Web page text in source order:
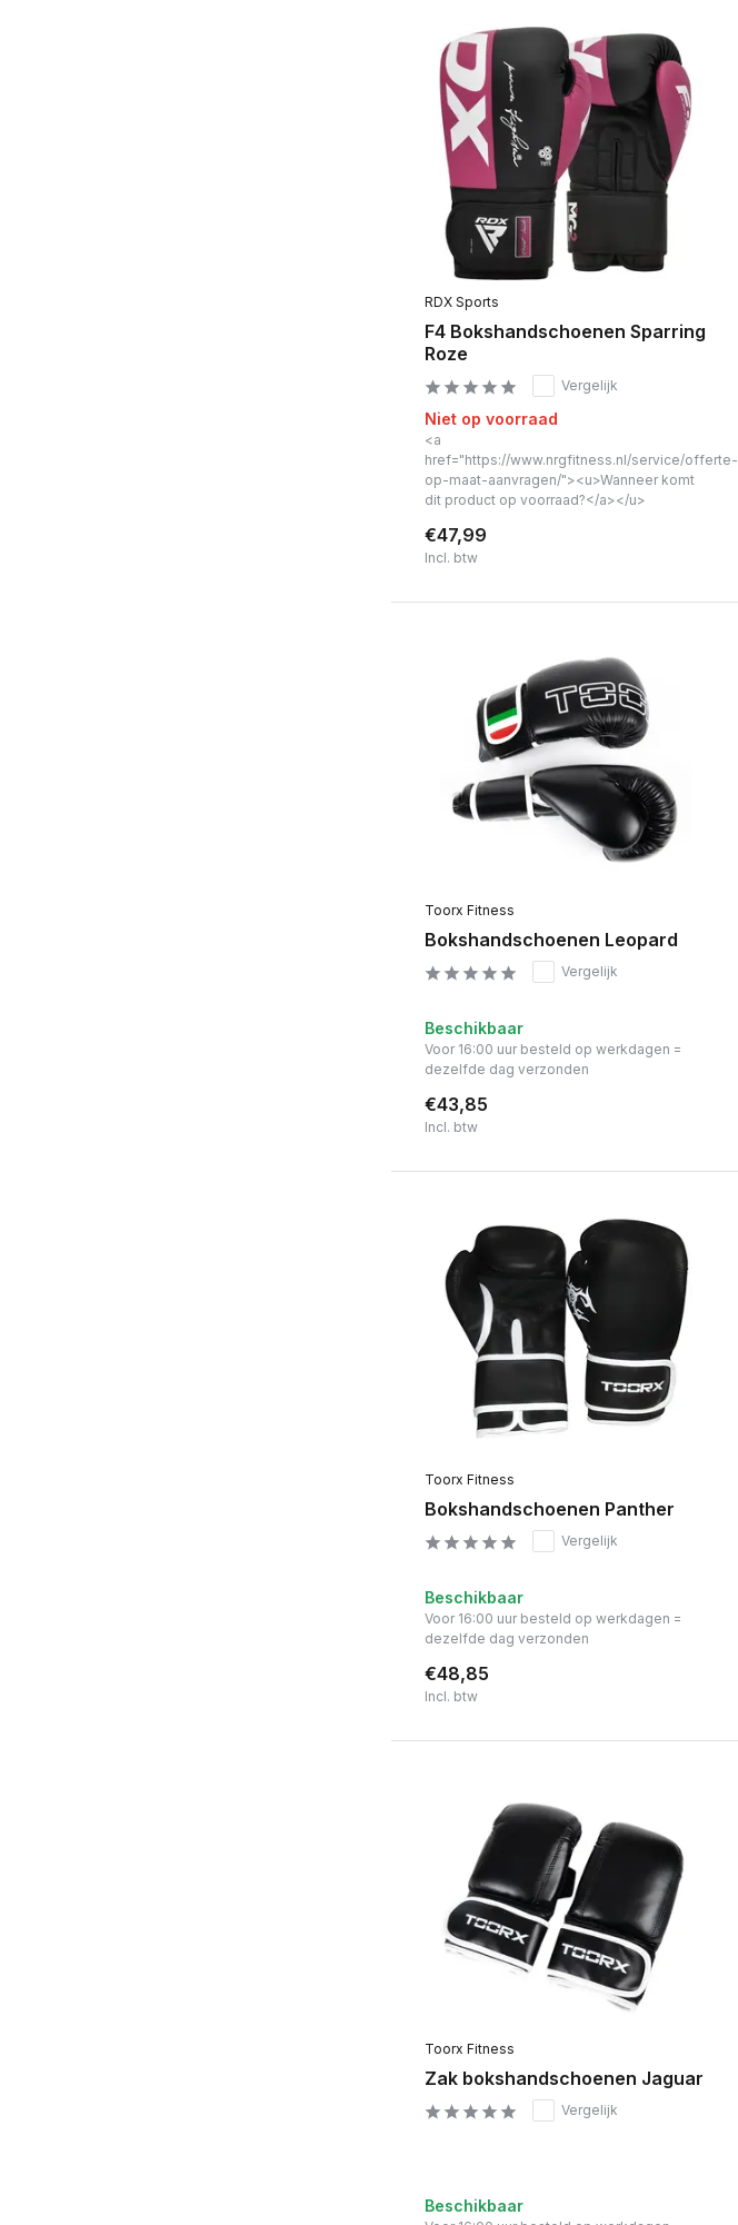
RDX Sports
F4 Bokshandschoenen Sparring
Roze
Vergelijk
Niet op voorraad
<a
href="https://www.nrgfitness.nl/service/offerte-
op-maat-aanvragen/"><u>Wanneer komt
dit product op voorraad?</a></u>
€47,99
Incl. btw
Toorx Fitness
Bokshandschoenen Leopard
Vergelijk
Beschikbaar
Voor 16:00 uur besteld op werkdagen =
dezelfde dag verzonden
€43,85
Incl. btw
Toorx Fitness
Bokshandschoenen Panther
Vergelijk
Beschikbaar
Voor 16:00 uur besteld op werkdagen =
dezelfde dag verzonden
€48,85
Incl. btw
Toorx Fitness
Zak bokshandschoenen Jaguar
Vergelijk
Beschikbaar